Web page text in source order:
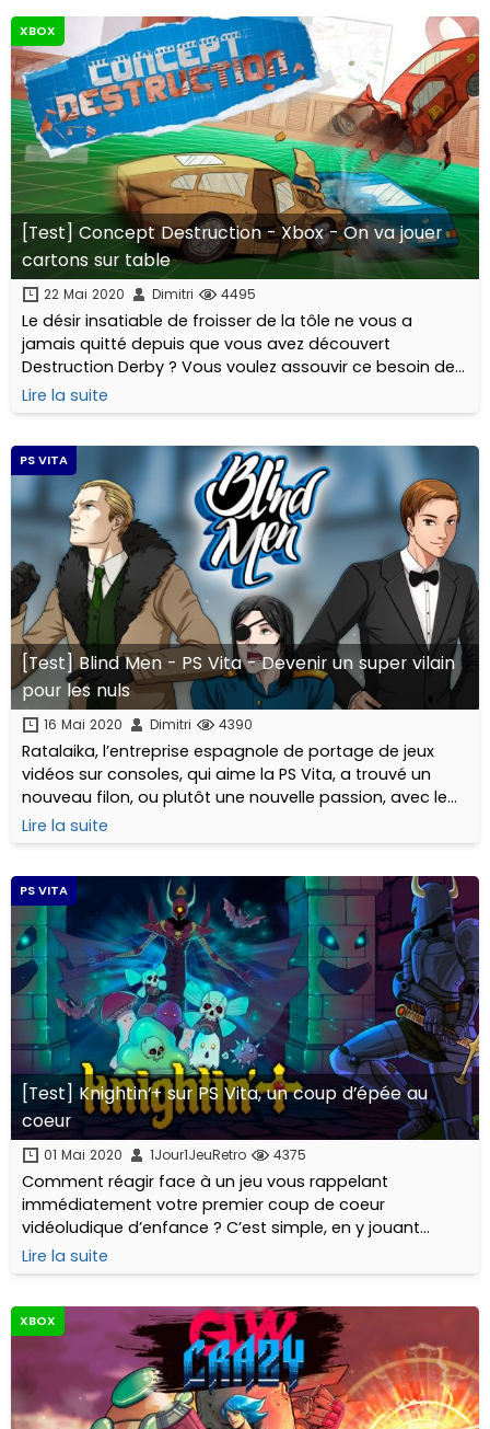
XBOX
[Test] Concept Destruction - Xbox - On va jouer
cartons sur table
22 Mai 2020 Dimitri 4495
Le désir insatiable de froisser de la tôle ne vous a
jamais quitté depuis que vous avez découvert
Destruction Derby ? Vous voulez assouvir ce besoin de
destruction et d’écrasement des adversaires ? Vous
sentez l’adrénaline monter quand un studio annonce un
Lire la suite
PS VITA
[Test] Blind Men - PS Vita - Devenir un super vilain
pour les nuls
16 Mai 2020 Dimitri 4390
Ratalaika, l’entreprise espagnole de portage de jeux
vidéos sur consoles, qui aime la PS Vita, a trouvé un
nouveau filon, ou plutôt une nouvelle passion, avec le
portage de nombreux visual novels sur notre console
fétiche.
Lire la suite
PS VITA
[Test] Knightin’+ sur PS Vita, un coup d’épée au
coeur
01 Mai 2020 1Jour1JeuRetro 4375
Comment réagir face à un jeu vous rappelant
immédiatement votre premier coup de coeur
vidéoludique d’enfance ? C’est simple, en y jouant
comme un gosse ébahi devant son écran et en
écrivant cet article.
Lire la suite
XBOX